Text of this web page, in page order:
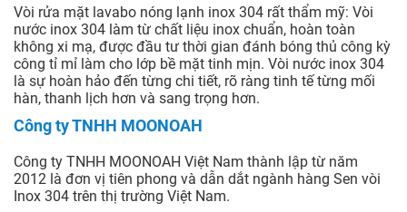
Vòi rửa mặt lavabo nóng lạnh inox 304 rất thẩm mỹ: Vòi
nước inox 304 làm từ chất liệu inox chuẩn, hoàn toàn
không xi mạ, được đầu tư thời gian đánh bóng thủ công kỳ
công tỉ mỉ làm cho lớp bề mặt tinh mịn. Vòi nước inox 304
là sự hoàn hảo đến từng chi tiết, rõ ràng tinh tế từng mối
hàn, thanh lịch hơn và sang trọng hơn.
Công ty TNHH MOONOAH
Công ty TNHH MOONOAH Việt Nam thành lập từ năm
2012 là đơn vị tiên phong và dẫn dắt ngành hàng Sen vòi
Inox 304 trên thị trường Việt Nam.